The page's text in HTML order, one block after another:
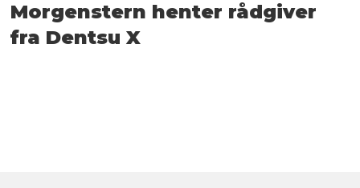
Morgenstern henter rådgiver
fra Dentsu X